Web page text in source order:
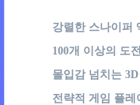
강렬한 스나이퍼
100개 이상의 도
몰입감 넘치는
전략적 게임 플레